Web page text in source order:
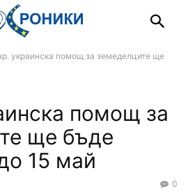
украинска помощ за земеделците ще
помощ за
ще бъде
15 май
0